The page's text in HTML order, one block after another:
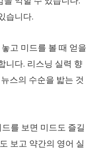
습니다.
고 미드를 볼 때 얻을
니다. 리스닝 실력 향
스의 수순을 밟는 것
를 보면 미드도 즐길
보고 약간의 영어 실